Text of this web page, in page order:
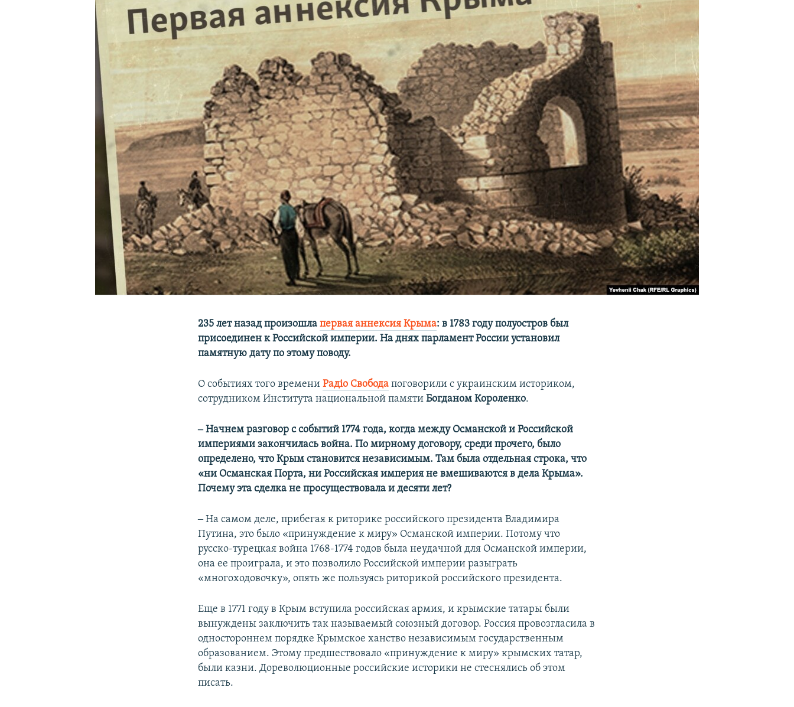
КРЫМ.НЕПОКОРЕННЫЙ
УКРАИНСКАЯ ПРОБЛЕМА КРЫМА
235 лет назад произошлапервая аннексия Крыма: в 1783 году полуостров был
присоединен к Российской империи. На днях парламент России установил
памятную дату по этому поводу.
О событиях того времениРадіо Свобода поговорили с украинским историком,
сотрудником Института национальной памятиБогданом Короленко.
‒ Начнем разговор с событий 1774 года, когда между Османской и Российской
империями закончилась война. По мирному договору, среди прочего, было
определено, что Крым становится независимым. Там была отдельная строка, что
«ни Османская Порта, ни Российская империя не вмешиваются в дела Крыма».
Почему эта сделка не просуществовала и десяти лет?
‒ На самом деле, прибегая к риторике российского президента Владимира
Путина, это было «принуждение к миру» Османской империи. Потому что
русско-турецкая война 1768-1774 годов была неудачной для Османской империи,
она ее проиграла, и это позволило Российской империи разыграть
«многоходовочку», опять же пользуясь риторикой российского президента.
Еще в 1771 году в Крым вступила российская армия, и крымские татары были
вынуждены заключить так называемый союзный договор. Россия провозгласила в
одностороннем порядке Крымское ханство независимым государственным
образованием. Этому предшествовало «принуждение к миру» крымских татар,
были казни. Дореволюционные российские историки не стеснялись об этом
писать.